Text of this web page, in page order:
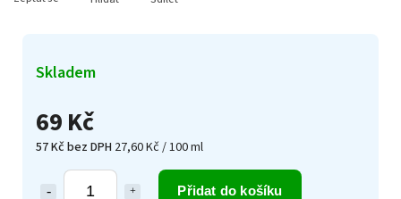
69 Kč
57 Kč bez DPH 27,60 Kč / 100 ml
Přidat do košíku
Skladem